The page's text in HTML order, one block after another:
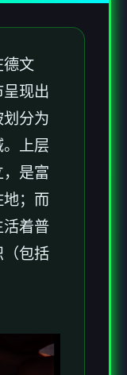
德文
现出
分为
。上层
，是富
；而
活着普
（包括